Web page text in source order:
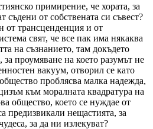
примирение, че хората, за
от собствената си съвест?
трансценденция и от
свят, че все пак има някаква
на съзнанието, там докъдето
проумяване на което разумът не
вакуум, отворил се като
проблясва малка надежда,
към моралната квадратура на
общество, което се нуждае от
предизвикали нещастията, за
за да ни излекуват?